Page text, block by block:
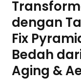
dengan
Fix
Bedah
Aging &